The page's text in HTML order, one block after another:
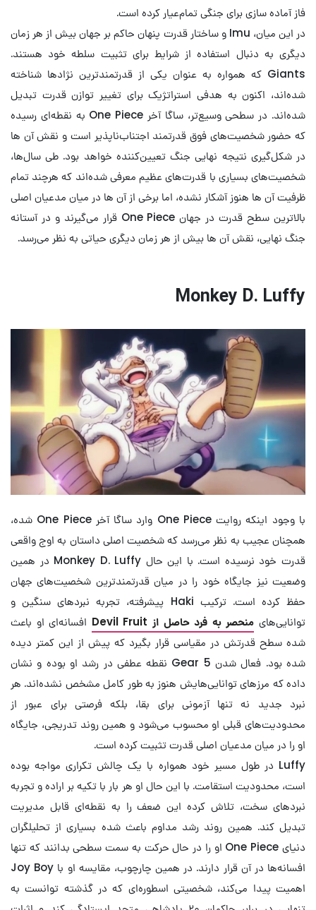
فاز آماده سازی برای جنگی تمام‌عیار کرده است.
در این میان، Imu و ساختار قدرت پنهان حاکم بر جهان بیش از هر زمان
دیگری به دنبال استفاده از شرایط برای تثبیت سلطه خود هستند.
Giants که همواره به عنوان یکی از قدرتمندترین نژادها شناخته
شده‌اند، اکنون به هدفی استراتژیک برای تغییر توازن قدرت تبدیل
شده‌اند. در سطحی وسیع‌تر، ساگا آخر One Piece به نقطه‌ای رسیده
که حضور شخصیت‌های فوق قدرتمند اجتناب‌ناپذیر است و نقش آن ها
در شکل‌گیری نتیجه نهایی جنگ تعیین‌کننده خواهد بود. طی سال‌ها،
شخصیت‌های بسیاری با قدرت‌های عظیم معرفی شده‌اند که هرچند تمام
ظرفیت آن ها هنوز آشکار نشده، اما برخی از آن ها در میان مدعیان اصلی
بالاترین سطح قدرت در جهان One Piece قرار می‌گیرند و در آستانه
جنگ نهایی، نقش آن ها بیش از هر زمان دیگری حیاتی به نظر می‌رسد.
Monkey D. Luffy
با وجود اینکه روایت One Piece وارد ساگا آخر One Piece شده،
همچنان عجیب به نظر می‌رسد که شخصیت اصلی داستان به اوج واقعی
قدرت خود نرسیده است. با این حال Monkey D. Luffy در همین
وضعیت نیز جایگاه خود را در میان قدرتمندترین شخصیت‌های جهان
حفظ کرده است. ترکیب Haki پیشرفته، تجربه نبردهای سنگین و
توانایی‌های منحصر به فرد حاصل از Devil Fruit
افسانه‌ای او باعث
شده سطح قدرتش در مقیاسی قرار بگیرد که پیش از این کمتر دیده
شده بود. فعال شدن Gear 5 نقطه عطفی در رشد او بوده و نشان
داده که مرزهای توانایی‌هایش هنوز به طور کامل مشخص نشده‌اند. هر
نبرد جدید نه تنها آزمونی برای بقا، بلکه فرصتی برای عبور از
محدودیت‌های قبلی او محسوب می‌شود و همین روند تدریجی، جایگاه
او را در میان مدعیان اصلی قدرت تثبیت کرده است.
Luffy در طول مسیر خود همواره با یک چالش تکراری مواجه بوده
است، محدودیت استقامت. با این حال او هر بار با تکیه بر اراده و تجربه
نبردهای سخت، تلاش کرده این ضعف را به نقطه‌ای قابل مدیریت
تبدیل کند. همین روند رشد مداوم باعث شده بسیاری از تحلیلگران
دنیای One Piece او را در حال حرکت به سمت سطحی بدانند که تنها
افسانه‌ها در آن قرار دارند. در همین چارچوب، مقایسه او با Joy Boy
اهمیت پیدا می‌کند، شخصیتی اسطوره‌ای که در گذشته توانست به